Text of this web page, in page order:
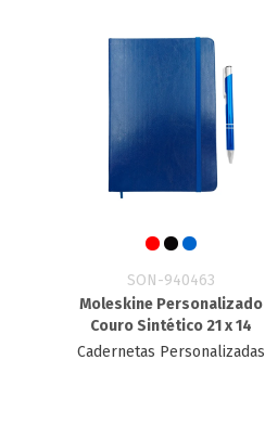
SON-940463
Moleskine Personalizado
Couro Sintético 21 x 14
Cadernetas Personalizadas